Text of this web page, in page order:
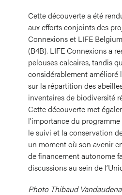
Cette découverte a été
aux efforts conjoints des
Connexionset LIFE
(B4B). LIFE Connexions a
pelouses calcaires, tandis
considérablement amélioré
sur la répartition des
inventaires de biodiversité
Cette découverte met
l’importance du
le suivi et la conservation
un moment où son avenir
de financement autonome
discussions au sein de
Photo Thibaud